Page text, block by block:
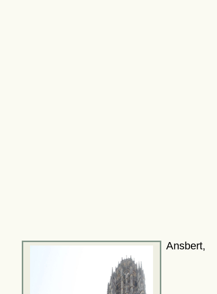
Ansbert,